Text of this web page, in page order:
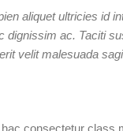
aliquet ultricies id
ac. Taciti
velit malesuada
consectetur class